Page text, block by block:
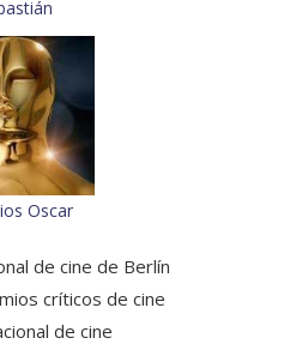
Oscar
de cine de Berlín
críticos de cine
de cine